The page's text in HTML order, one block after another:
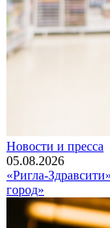
Новости и пресса
05.08.2026
«Ригла-
город»